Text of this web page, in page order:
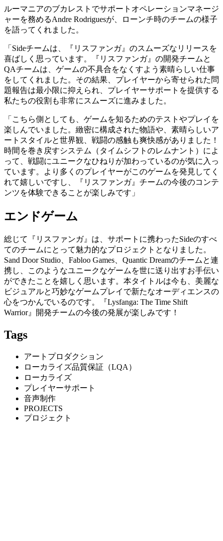
ルーマニアのブカレストでサポートオペレーションマネージ
ャーを務めるAndre Rodriguesが、ローンチ時のチームの様子
を語ってくれました。
「Sideチームは、『リスファンガ』のスムーズなリリースを
喜ばしく思っています。『リスファンガ』の開発チームと
QAチームは、ゲームの不具合をなくすよう素晴らしい仕事
をしてくれました。その結果、プレイヤーから寄せられた問
題報告は最小限に抑えられ、プレイヤーサポートを提供する
私たちの役割も非常にスムーズに進みました。
「こちら側としても、ゲームを知るためのテストやプレイを
楽しんでいました。緻密に構成された物語や、素晴らしいア
ートスタイルと世界観、戦闘の感触も爽快感がありました！
時間を巻き戻すシステム（タイムシフトのレムナント）によ
って、戦闘にユニークなひねりが加わっているのが気に入っ
ています。より多くのプレイヤーがこのゲームを発見してく
れて嬉しいですし、『リスファンガ』チームの今後のコンテ
ンツを体験できることが楽しみです」
エンドゲーム
総じて『リスファンガ』は、サポートに携わったSideのすべ
てのチームにとって魅力的なプロジェクトとなりました。
Sand Door Studio、Fabloo Games、Quantic Dreamのチームと連
携し、このようなユニークなゲームを世に送り出すお手伝い
ができたことを嬉しく思います。本タイトルは今も、美麗な
ビジュアルと巧妙なゲームプレイで新たなオーディエンスの
心をつかんでいるのです。『Lysfanga: The Time Shift
Warrior』開発チームの今後の発展が楽しみです！
Tags
アートプロダクション
ローカライズ品質保証（LQA）
ローカライズ
プレイヤーサポート
音声制作
PROJECTS
プロジェクト